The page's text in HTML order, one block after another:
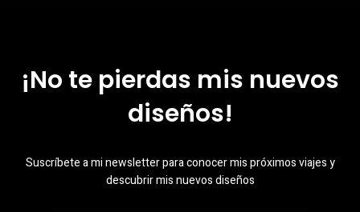
¡No te pierdas mis nuevos
diseños!
Suscríbete a mi newsletter para conocer mis próximos viajes y
descubrir mis nuevos diseños